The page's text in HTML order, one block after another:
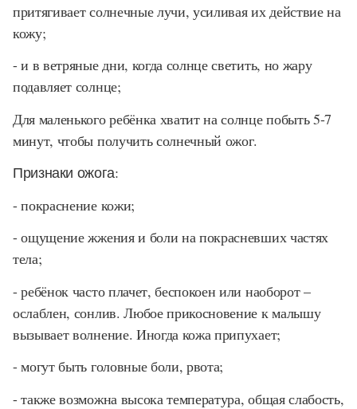
притягивает солнечные лучи, усиливая их действие на
кожу;
- и в ветряные дни, когда солнце светить, но жару
подавляет солнце;
Для маленького ребёнка хватит на солнце побыть 5-7
минут, чтобы получить солнечный ожог.
Признаки ожога:
- покраснение кожи;
- ощущение жжения и боли на покрасневших частях
тела;
- ребёнок часто плачет, беспокоен или наоборот –
ослаблен, сонлив. Любое прикосновение к малышу
вызывает волнение. Иногда кожа припухает;
- могут быть головные боли, рвота;
- также возможна высока температура, общая слабость,